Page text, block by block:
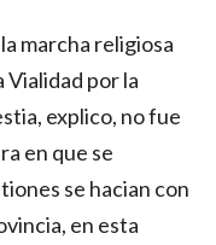
marcha religiosa
Vialidad por la
explico, no fue
en que se
se hacian con
en esta